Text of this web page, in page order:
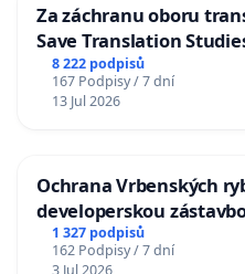
Za záchranu oboru
Save Translation
Charles University
8 222 podpisů
167 Podpisy / 7 dní
13 Jul 2026
Ochrana Vrbenských
developerskou
1 327 podpisů
162 Podpisy / 7 dní